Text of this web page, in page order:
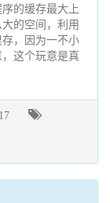
的缓存最大上
的空间，利用
，因为一不小
这个玩意是真